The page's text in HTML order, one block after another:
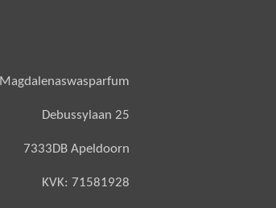
Magdalenaswasparfum
Debussylaan 25
7333DB Apeldoorn
KVK: 71581928